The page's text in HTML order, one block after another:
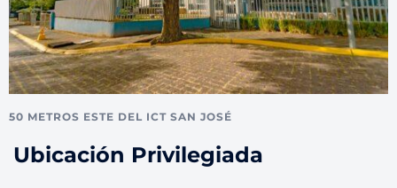
50 METROS ESTE DEL ICT SAN JOSÉ
Ubicación Privilegiada